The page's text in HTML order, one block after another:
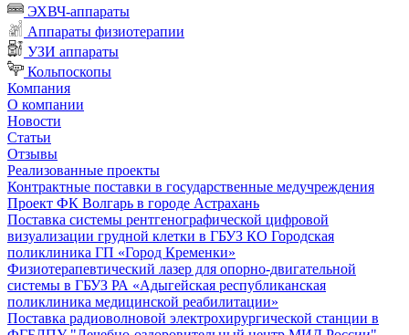
ЭХВЧ-аппараты
Аппараты физиотерапии
УЗИ аппараты
Кольпоскопы
Компания
О компании
Новости
Статьи
Отзывы
Реализованные проекты
Контрактные поставки в государственные медучреждения
Проект ФК Волгарь в городе Астрахань
Поставка системы рентгенографической цифровой
визуализации грудной клетки в ГБУЗ КО Городская
поликлиника ГП «Город Кременки»
Физиотерапевтический лазер для опорно-двигательной
системы в ГБУЗ РА «Адыгейская республиканская
поликлиника медицинской реабилитации»
Поставка радиоволновой электрохирургической станции в